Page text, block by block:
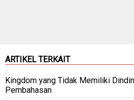
ARTIKEL TERKAIT
Kingdom yang Tidak Memiliki
Pembahasan